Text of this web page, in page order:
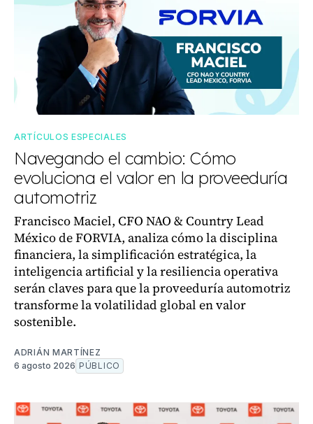
ARTÍCULOS ESPECIALES
Navegando el cambio: Cómo
evoluciona el valor en la proveeduría
automotriz
Francisco Maciel, CFO NAO & Country Lead
México de FORVIA, analiza cómo la disciplina
financiera, la simplificación estratégica, la
inteligencia artificial y la resiliencia operativa
serán claves para que la proveeduría automotriz
transforme la volatilidad global en valor
sostenible.
ADRIÁN MARTÍNEZ
6 agosto 2026 PÚBLICO